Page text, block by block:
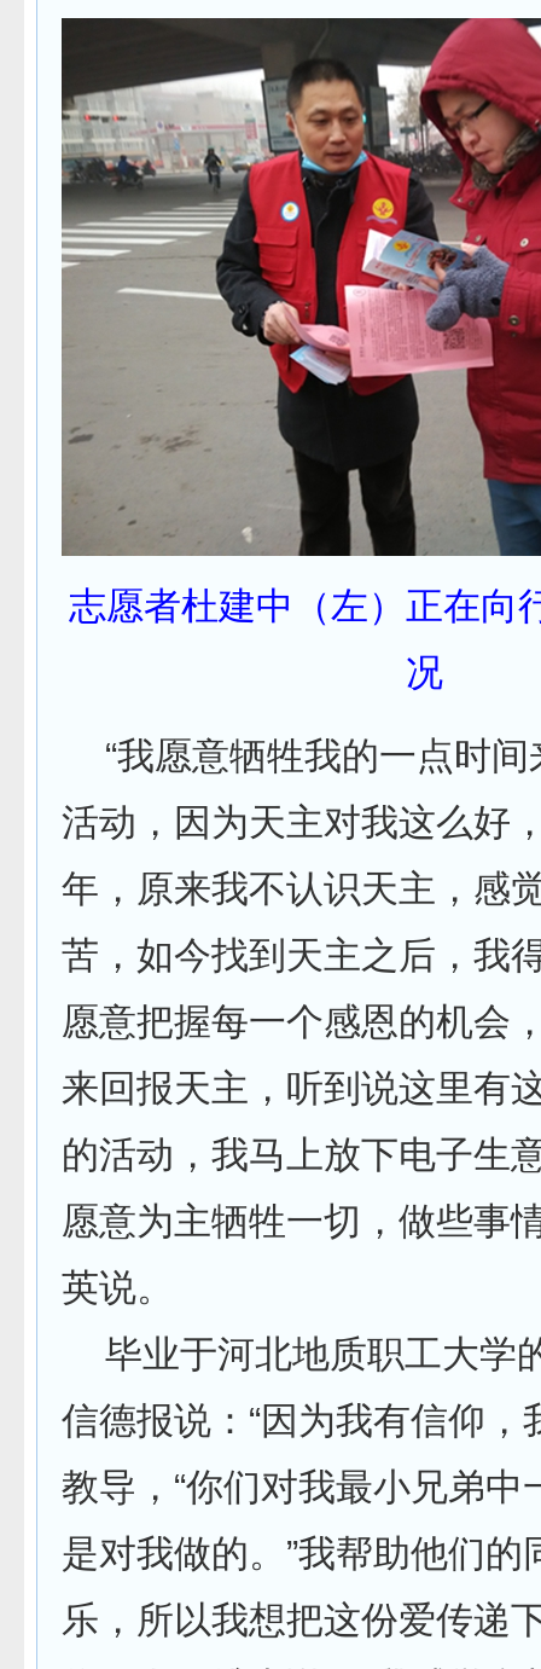
志愿者杜建中（左）正在向
况
“我愿意牺牲我的一点时间
活动，因为天主对我这么好
年，原来我不认识天主，感
苦，如今找到天主之后，我
愿意把握每一个感恩的机会
来回报天主，听到说这里有
的活动，我马上放下电子生
愿意为主牺牲一切，做些事
英说。
毕业于河北地质职工大学
信德报说：“因为我有信仰，
教导，“你们对我最小兄弟中
是对我做的。”我帮助他们的
乐，所以我想把这份爱传递